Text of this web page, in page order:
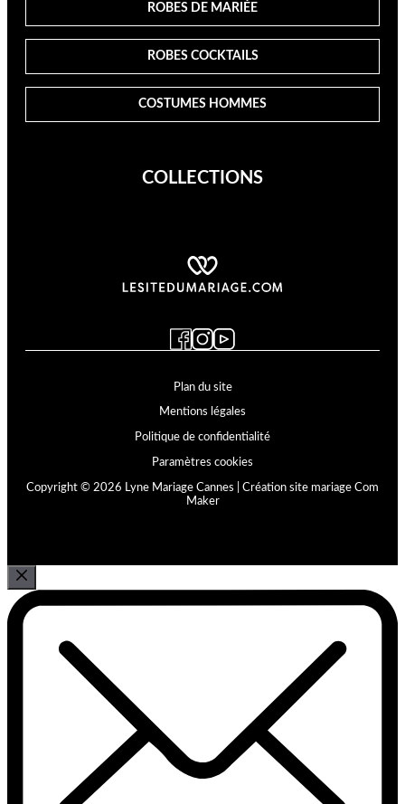
COLLECTIONS
ROBES DE MARIÉE
ROBES COCKTAILS
COSTUMES HOMMES
Plan du site
Mentions légales
Politique de confidentialité
Paramètres cookies
Copyright © 2026 Lyne Mariage Cannes | Création site mariage Com
Maker
FERMER